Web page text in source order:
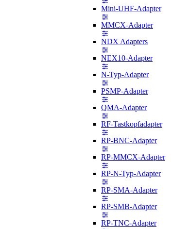
Mini-UHF-Adapter
MMCX-Adapter
NDX Adapters
NEX10-Adapter
N-Typ-Adapter
PSMP-Adapter
QMA-Adapter
RF-Tastkopfadapter
RP-BNC-Adapter
RP-MMCX-Adapter
RP-N-Typ-Adapter
RP-SMA-Adapter
RP-SMB-Adapter
RP-TNC-Adapter